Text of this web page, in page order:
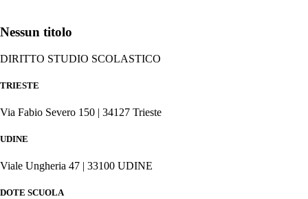
Nessun titolo
DIRITTO STUDIO SCOLASTICO
TRIESTE
Via Fabio Severo 150 | 34127 Trieste
UDINE
Viale Ungheria 47 | 33100 UDINE
DOTE SCUOLA